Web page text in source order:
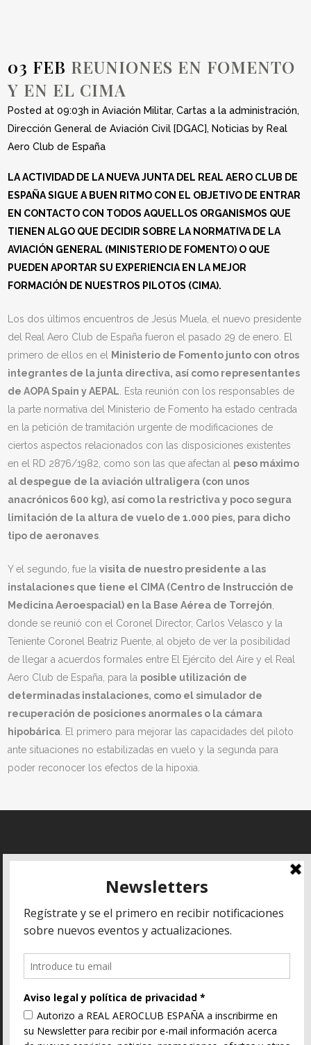
03 FEB REUNIONES EN FOMENTO
Y EN EL CIMA
Posted at 09:03h inAviación Militar,Cartas a la administración,
Dirección General de Aviación Civil [DGAC], Noticias by Real
Aero Club de España
LA ACTIVIDAD DE LA NUEVA JUNTA DEL REAL AERO CLUB DE
ESPAÑA SIGUE A BUEN RITMO CON EL OBJETIVO DE ENTRAR
EN CONTACTO CON TODOS AQUELLOS ORGANISMOS QUE
TIENEN ALGO QUE DECIDIR SOBRE LA NORMATIVA DE LA
AVIACIÓN GENERAL (MINISTERIO DE FOMENTO) O QUE
PUEDEN APORTAR SU EXPERIENCIA EN LA MEJOR
FORMACIÓN DE NUESTROS PILOTOS (CIMA).
Los dos últimos encuentros de Jesús Muela, el nuevo presidente
del Real Aero Club de España fueron el pasado 29 de enero. El
primero de ellos en el
Ministerio de Fomento junto con otros
integrantes de la junta directiva, así como representantes
de AOPA Spain y AEPAL . Esta reunión con los responsables de
la parte normativa del Ministerio de Fomento ha estado centrada
en la petición de tramitación urgente de modificaciones de
ciertos aspectos relacionados con las disposiciones existentes
en el RD 2876/1982, como son las que afectan al peso máximo
al despegue de la aviación ultraligera (con unos
anacrónicos 600 kg), así como la restrictiva y poco segura
limitación de la altura de vuelo de 1.000 pies, para dicho
tipo de aeronaves
Y el segundo, fue lavisita de nuestro presidente a las
instalaciones que tiene el CIMA (Centro de Instrucción de
Medicina Aeroespacial) en la Base Aérea de Torrejón
donde se reunió con el Coronel Director, Carlos Velasco y la
Teniente Coronel Beatriz Puente, al objeto de ver la posibilidad
de llegar a acuerdos formales entre El Ejército del Aire y el Real
Aero Club de España, para la posible utilización de
determinadas instalaciones, como el simulador de
recuperación de posiciones anormales o la cámara
hipobárica . El primero para mejorar las capacidades del piloto
ante situaciones no estabilizadas en vuelo y la segunda para
poder reconocer los efectos de la hipoxia.
Madrid-Cuatro
La Fortuna, s/n
28054 Madrid –
España
Teléfonos: 91 508
Aviso legal
privacidad
cookies
Términos y